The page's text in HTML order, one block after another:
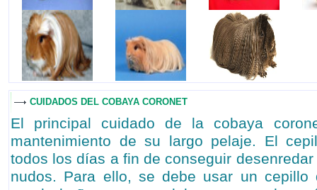
CUIDADOS DEL COBAYA CORONET
El principal cuidado de la cobaya
mantenimiento de su largo pelaje. El
todos los días a fin de conseguir
nudos. Para ello, se debe usar un cepillo